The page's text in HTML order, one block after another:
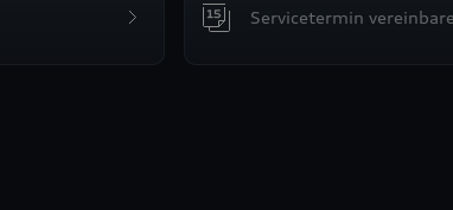
Servicetermin